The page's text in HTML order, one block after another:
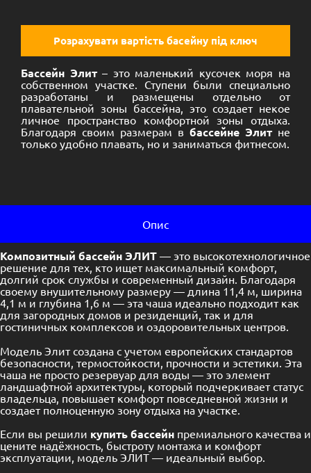
Розрахувати вартість басейну під ключ
Бассейн Элит– это маленький кусочек моря на
собственном участке. Ступени были специально
разработаны и размещены отдельно от
плавательной зоны бассейна, это создает некое
личное пространство комфортной зоны отдыха.
Благодаря своим размерам в бассейне Элит не
только удобно плавать, но и заниматься фитнесом.
Опис
Композитный бассейн ЭЛИТ — это высокотехнологичное
решение для тех, кто ищет максимальный комфорт,
долгий срок службы и современный дизайн. Благодаря
своему внушительному размеру — длина 11,4 м, ширина
4,1 м и глубина 1,6 м — эта чаша идеально подходит как
для загородных домов и резиденций, так и для
гостиничных комплексов и оздоровительных центров.
Модель Элит создана с учетом европейских стандартов
безопасности, термостойкости, прочности и эстетики. Эта
чаша не просто резервуар для воды — это элемент
ландшафтной архитектуры, который подчеркивает статус
владельца, повышает комфорт повседневной жизни и
создает полноценную зону отдыха на участке.
Если вы решили купить бассейн премиального качества и
цените надёжность, быстроту монтажа и комфорт
эксплуатации, модель ЭЛИТ — идеальный выбор.